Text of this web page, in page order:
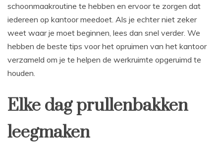
schoonmaakroutine te hebben en ervoor te zorgen dat
iedereen op kantoor meedoet. Als je echter niet zeker
weet waar je moet beginnen, lees dan snel verder. We
hebben de beste tips voor het opruimen van het kantoor
verzameld om je te helpen de werkruimte opgeruimd te
houden.
Elke dag prullenbakken
leegmaken